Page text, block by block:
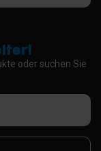
oder suchen Sie